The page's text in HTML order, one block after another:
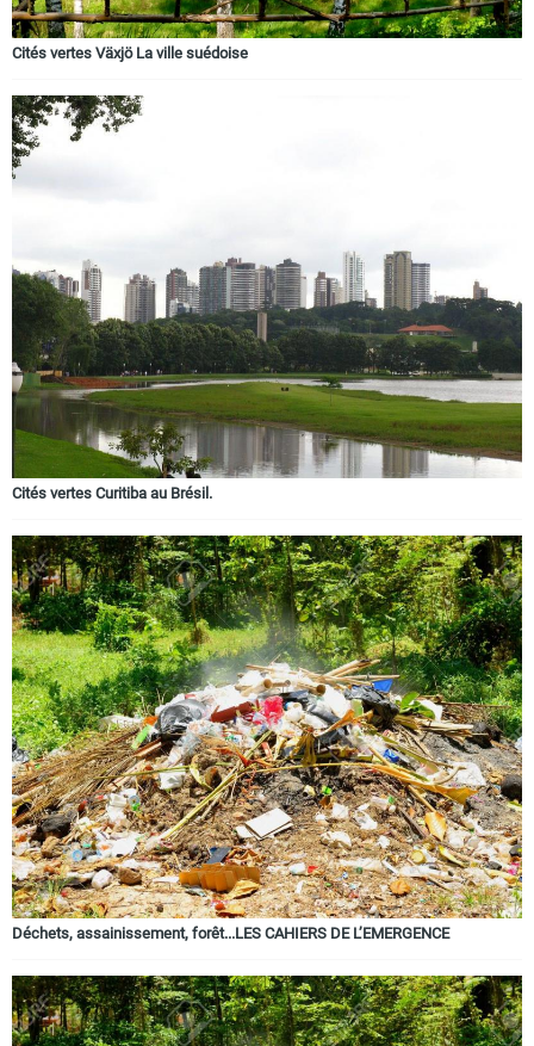
Cités vertes Växjö La ville suédoise
Cités vertes Curitiba au Brésil.
Déchets, assainissement, forêt...LES CAHIERS DE L’EMERGENCE